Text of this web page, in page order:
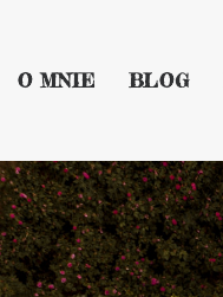
O MNIE BLOG